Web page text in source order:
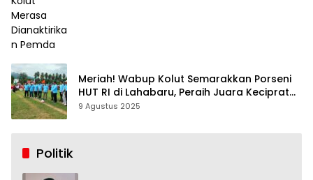
Meriah! Wabup Kolut Semarakkan Porseni
HUT RI di Lahabaru, Peraih Juara Keciprat
Uang Pembinaan
9 Agustus 2025
Politik